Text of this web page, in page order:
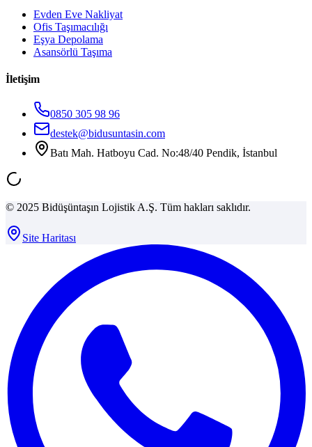
Evden Eve Nakliyat
Ofis Taşımacılığı
Eşya Depolama
Asansörlü Taşıma
İletişim
0850 305 98 96
destek@bidusuntasin.com
Batı Mah. Hatboyu Cad. No:48/40 Pendik, İstanbul
© 2025 Bidüşüntaşın Lojistik A.Ş. Tüm hakları saklıdır.
Site Haritası